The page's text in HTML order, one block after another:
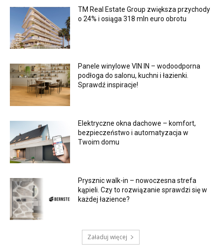
TM Real Estate Group zwiększa przychody
o 24% i osiąga 318 mln euro obrotu
Panele winylowe VIN IN – wodoodporna
podłoga do salonu, kuchni i łazienki.
Sprawdź inspiracje!
Elektryczne okna dachowe – komfort,
bezpieczeństwo i automatyzacja w
Twoim domu
Prysznic walk-in – nowoczesna strefa
kąpieli. Czy to rozwiązanie sprawdzi się w
każdej łazience?
Załaduj więcej